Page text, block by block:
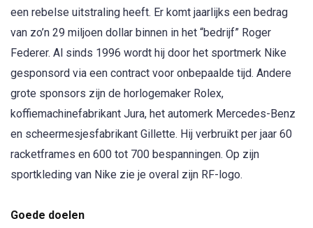
een rebelse uitstraling heeft. Er komt jaarlijks een bedrag
van zo’n 29 miljoen dollar binnen in het “bedrijf” Roger
Federer. Al sinds 1996 wordt hij door het sportmerk Nike
gesponsord via een contract voor onbepaalde tijd. Andere
grote sponsors zijn de horlogemaker Rolex,
koffiemachinefabrikant Jura, het automerk Mercedes-Benz
en scheermesjesfabrikant Gillette. Hij verbruikt per jaar 60
racketframes en 600 tot 700 bespanningen. Op zijn
sportkleding van Nike zie je overal zijn RF-logo.
Goede doelen